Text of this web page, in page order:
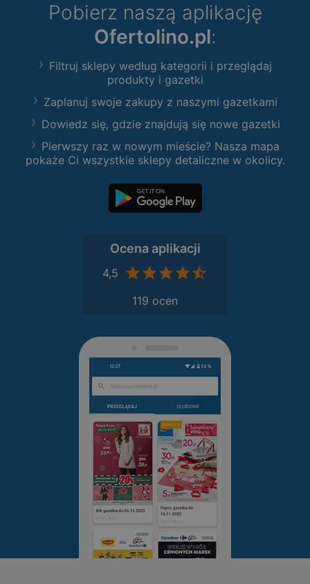
Pobierz naszą aplikację
Ofertolino.pl:
Filtruj sklepy według kategorii i przeglądaj
produkty i gazetki
Zaplanuj swoje zakupy z naszymi gazetkami
Dowiedz się, gdzie znajdują się nowe gazetki
Pierwszy raz w nowym mieście? Nasza mapa
pokaże Ci wszystkie sklepy detaliczne w okolicy.
Ocena aplikacji
4,5
119 ocen